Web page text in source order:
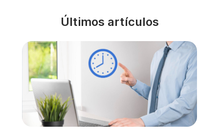
Últimos artículos